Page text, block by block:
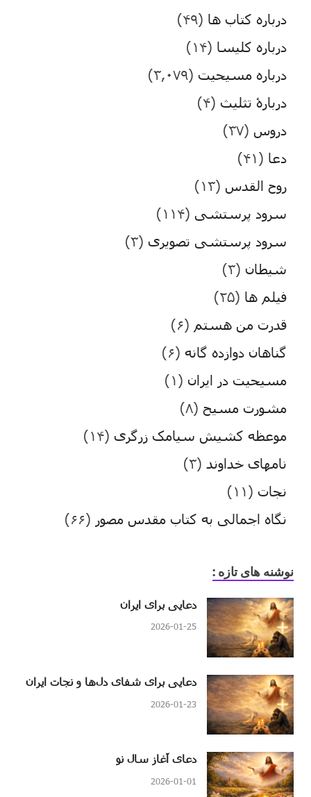
درباره کتاب ها (۴۹)
درباره کلیسا (۱۴)
درباره مسیحیت (۳,۰۷۹)
دربارۀ تثلیث (۴)
دروس (۳۷)
دعا (۴۱)
روح القدس (۱۳)
سرود پرستشی (۱۱۴)
سرود پرستشی تصویری (۳)
شیطان (۳)
فیلم ها (۲۵)
قدرت من هستم (۶)
گناهان دوازده گانه (۶)
مسیحیت در ایران (۱)
مشورت مسیح (۸)
موعظه کشیش سیامک زرگری (۱۴)
نامهای خداوند (۳)
نجات (۱۱)
نگاه اجمالی به کتاب مقدس مصور (۶۶)
نوشنه های تازه :
دعایی برای ایران
2026-01-25
دعایی برای شفای دل‌ها و نجات ایران
2026-01-23
دعای آغاز سال نو
2026-01-01